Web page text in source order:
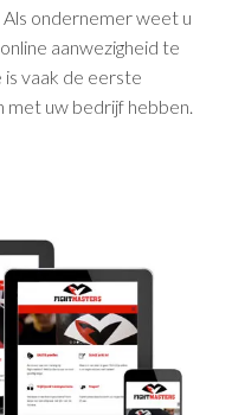
ondernemer weet u
aanwezigheid te
vaak de eerste
met uw bedrijf hebben.